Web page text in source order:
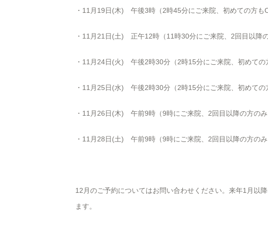
・11月19日(木) 午後3時（2時45分にご来院、初めての方も
・11月21日(土) 正午12時（11時30分にご来院、2回目以降の
・11月24日(火) 午後2時30分（2時15分にご来院、初めての
・11月25日(水) 午後2時30分（2時15分にご来院、初めての
・11月26日(木) 午前9時（9時にご来院、2回目以降の方のみ
・11月28日(土) 午前9時（9時にご来院、2回目以降の方のみ
12月のご予約についてはお問い合わせください。来年1月以
ます。